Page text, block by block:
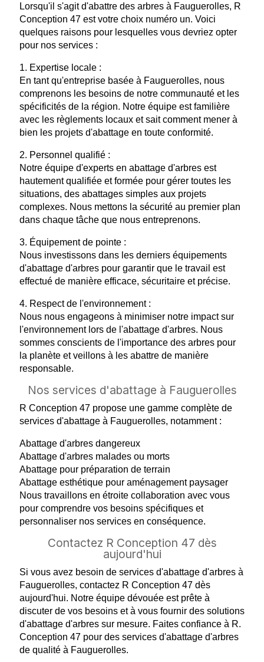
Lorsqu'il s'agit d'abattre des arbres à Fauguerolles, R
Conception 47 est votre choix numéro un. Voici
quelques raisons pour lesquelles vous devriez opter
pour nos services :
1. Expertise locale :
En tant qu'entreprise basée à Fauguerolles, nous
comprenons les besoins de notre communauté et les
spécificités de la région. Notre équipe est familière
avec les règlements locaux et sait comment mener à
bien les projets d'abattage en toute conformité.
2. Personnel qualifié :
Notre équipe d'experts en abattage d'arbres est
hautement qualifiée et formée pour gérer toutes les
situations, des abattages simples aux projets
complexes. Nous mettons la sécurité au premier plan
dans chaque tâche que nous entreprenons.
3. Équipement de pointe :
Nous investissons dans les derniers équipements
d'abattage d'arbres pour garantir que le travail est
effectué de manière efficace, sécuritaire et précise.
4. Respect de l'environnement :
Nous nous engageons à minimiser notre impact sur
l'environnement lors de l'abattage d'arbres. Nous
sommes conscients de l'importance des arbres pour
la planète et veillons à les abattre de manière
responsable.
Nos services d'abattage à Fauguerolles
R Conception 47 propose une gamme complète de
services d'abattage à Fauguerolles, notamment :
Abattage d'arbres dangereux
Abattage d'arbres malades ou morts
Abattage pour préparation de terrain
Abattage esthétique pour aménagement paysager
Nous travaillons en étroite collaboration avec vous
pour comprendre vos besoins spécifiques et
personnaliser nos services en conséquence.
Contactez R Conception 47 dès
aujourd'hui
Si vous avez besoin de services d'abattage d'arbres à
Fauguerolles, contactez R Conception 47 dès
aujourd'hui. Notre équipe dévouée est prête à
discuter de vos besoins et à vous fournir des solutions
d'abattage d'arbres sur mesure. Faites confiance à R.
Conception 47 pour des services d'abattage d'arbres
de qualité à Fauguerolles.